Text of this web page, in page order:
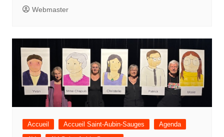
Webmaster
Accueil Accueil Saint-Aubin-Sauges
Agenda